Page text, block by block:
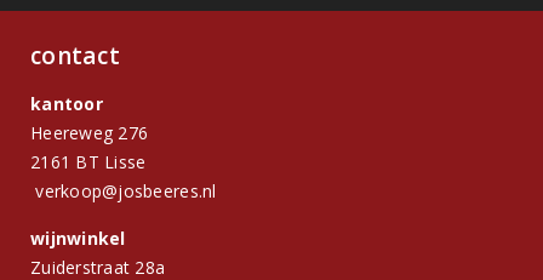
contact
kantoor
Heereweg 276
2161 BT Lisse
verkoop@josbeeres.nl
wijnwinkel
Zuiderstraat 28a